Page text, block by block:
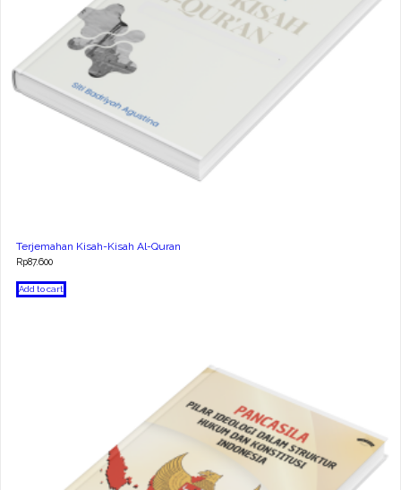
Terjemahan Kisah-Kisah Al-Quran
Rp87.600
Add to cart